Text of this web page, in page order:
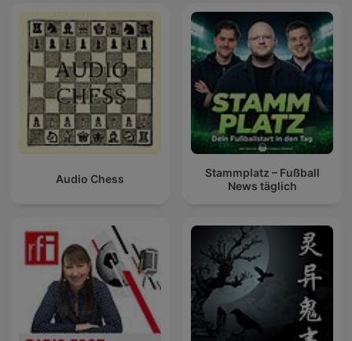
Audio Chess
Stammplatz – Fußball
News täglich